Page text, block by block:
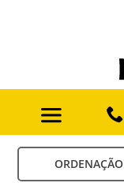
ORDENAÇÃO